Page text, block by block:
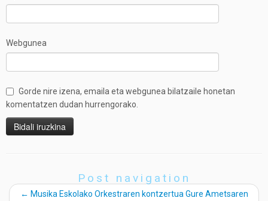
Webgunea
Gorde nire izena, emaila eta webgunea bilatzaile honetan
komentatzen dudan hurrengorako.
Post navigation
← Musika Eskolako Orkestraren kontzertua Gure Ametsaren